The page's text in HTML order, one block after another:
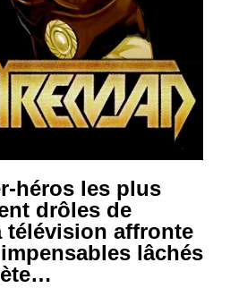
héros les plus
drôles de
télévision affronte
lâchés